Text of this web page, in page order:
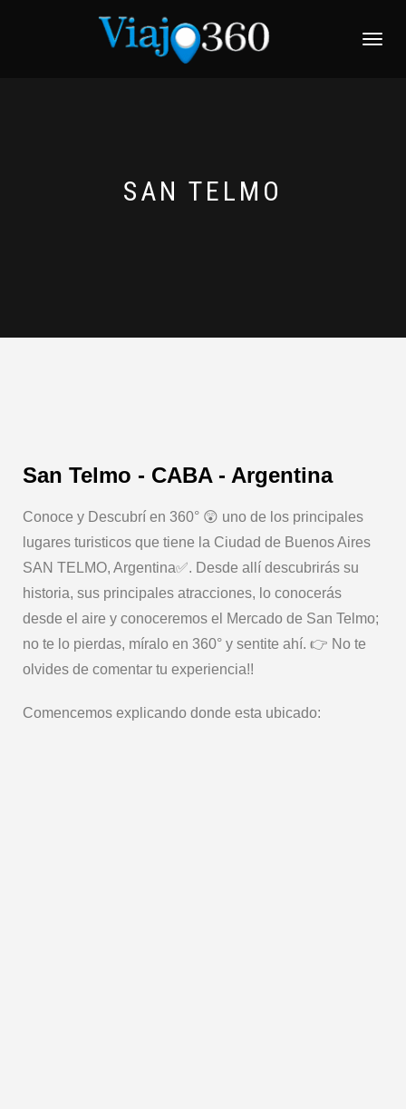
SAN TELMO
San Telmo - CABA - Argentina
Conoce y Descubrí en 360° 😲 uno de los principales
lugares turisticos que tiene la Ciudad de Buenos Aires
SAN TELMO, Argentina✅. Desde allí descubrirás su
historia, sus principales atracciones, lo conocerás
desde el aire y conoceremos el Mercado de San Telmo;
no te lo pierdas, míralo en 360° y sentite ahí. 👉 No te
olvides de comentar tu experiencia!!
Comencemos explicando donde esta ubicado: